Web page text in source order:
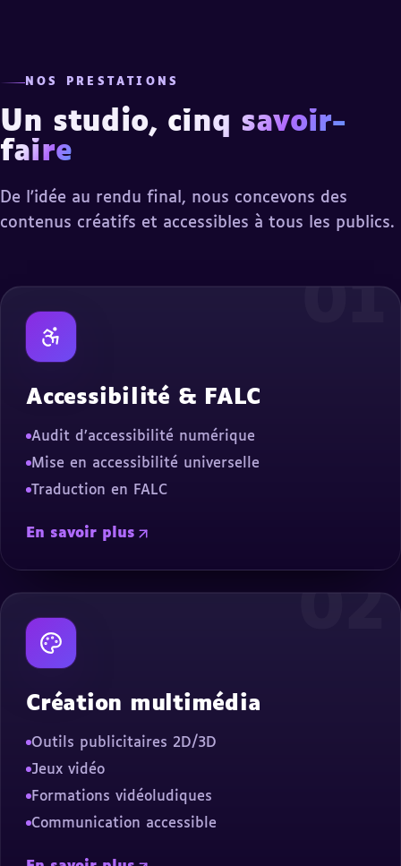
NOS PRESTATIONS
Un studio, cinq savoir-
faire
De l'idée au rendu final, nous concevons des
contenus créatifs et accessibles à tous les publics.
01
Accessibilité & FALC
Audit d’accessibilité numérique
Mise en accessibilité universelle
Traduction en FALC
En savoir plus
02
Création multimédia
Outils publicitaires 2D/3D
Jeux vidéo
Formations vidéoludiques
Communication accessible